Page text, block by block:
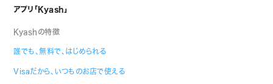
アプリ「Kyash」
Kyashの特徴
誰でも、無料で、はじめられる
Visaだから、いつものお店で使える